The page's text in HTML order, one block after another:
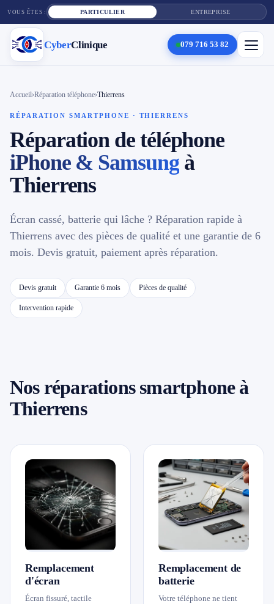
VOUS ÊTES : PARTICULIER ENTREPRISE
CyberClinique 079 716 53 82
Cyber Clinique
Services
Réparation téléphone
Tarifs
Blog
Contact
📱 Réparation téléphone par marque
Gros-de-Vaud
Jura & Plateau 4
Hors zone
→ Toutes les zones d'intervention (21 villes)
079 716 53 82
Accueil›Réparation téléphone›Thierrens
RÉPARATION SMARTPHONE · THIERRENS
Réparation de téléphone
iPhone & Samsungà
Thierrens
Écran cassé, batterie qui lâche ? Réparation rapide à
Thierrens avec des pièces de qualité et une garantie de 6
mois. Devis gratuit, paiement après réparation.
Devis gratuit Garantie 6 mois Pièces de qualité
Intervention rapide
Nos réparations smartphone à
Thierrens
Remplacement
d'écran
Écran fissuré, tactile
Remplacement de
batterie
Votre téléphone ne tient